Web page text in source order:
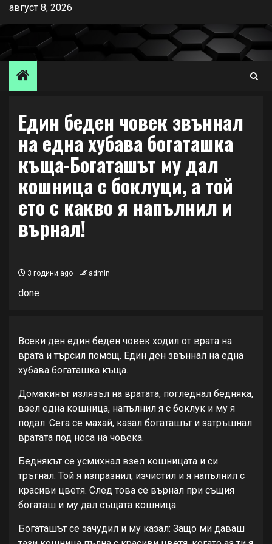
Skip
content
август 8, 2026
Eдин беден човек звъннал
на една хубава богаташка
къща-Богаташът му дал
кошница с боклуци, а той
ето с какво я напълнил и
върнал!
3 години ago admin
done
Всеки ден един беден човек ходил от врата на
врата и търсил помощ. Един ден звъннал на една
хубава богаташка къща.
Домакинът излязъл на вратата, погледнал бедняка,
взел една кошница, напълнил я с боклук и му я
подал. Сега се махай, казал богаташът и затръшнал
вратата под носа на човека.
Беднякът се усмихнал взел кошницата и си
тръгнал. Той я изпразнил, изчистил и я напълнил с
красиви цветя. След това се върнал при същия
богаташ и му дал същата кошница.
Богаташът се зачудил и му казал: Защо ми даваш